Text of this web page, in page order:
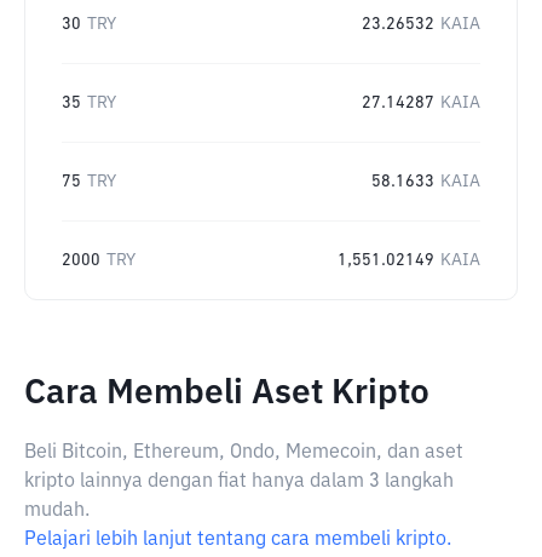
30 TRY 23.26532 KAIA
35 TRY 27.14287 KAIA
75 TRY 58.1633 KAIA
2000 TRY 1,551.02149 KAIA
Cara Membeli Aset Kripto
Beli Bitcoin, Ethereum, Ondo, Memecoin, dan aset
kripto lainnya dengan fiat hanya dalam 3 langkah
mudah.
Pelajari lebih lanjut tentang cara membeli kripto.